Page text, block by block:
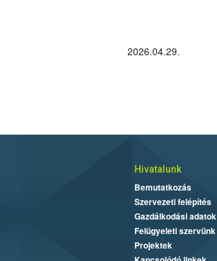
2026.04.29.
Hivatalunk
Bemutatkozás
Szervezeti felépítés
Gazdálkodási adatok
Felügyeleti szervünk
Projektek